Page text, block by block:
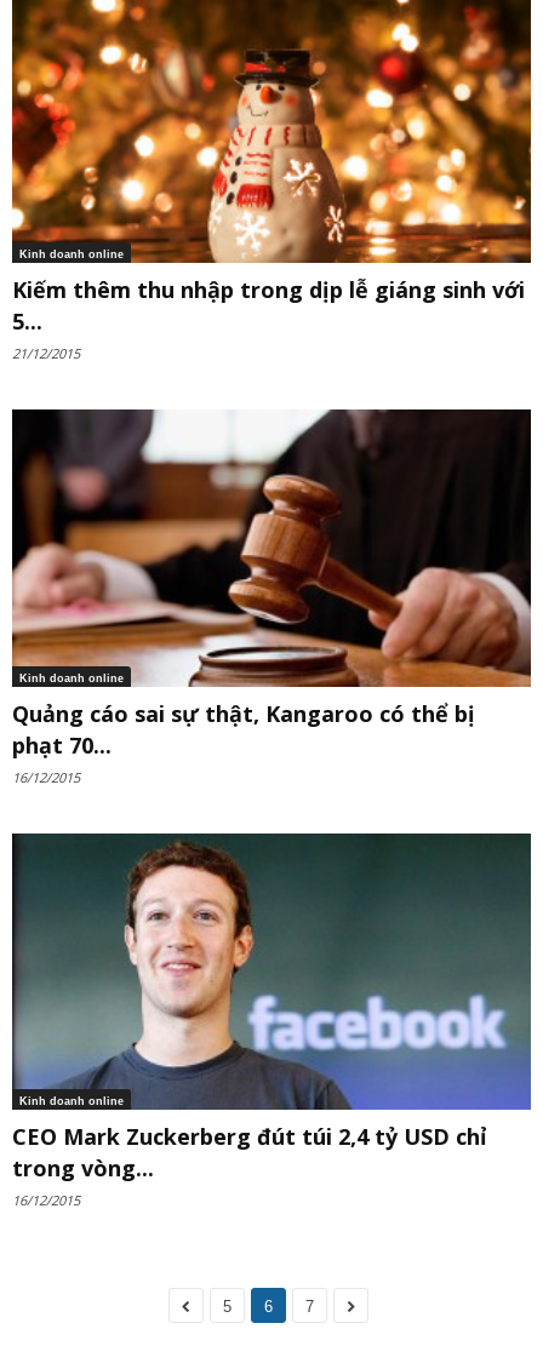
Kinh doanh online
Kiếm thêm thu nhập trong dịp lễ giáng sinh với
5...
21/12/2015
Kinh doanh online
Quảng cáo sai sự thật, Kangaroo có thể bị
phạt 70...
16/12/2015
Kinh doanh online
CEO Mark Zuckerberg đút túi 2,4 tỷ USD chỉ
trong vòng...
16/12/2015
5 6 7